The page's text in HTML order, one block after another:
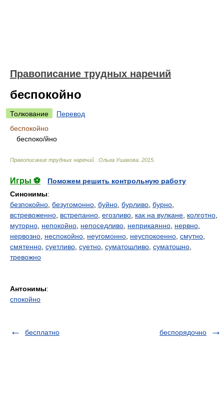
Правописание трудных наречий
беспокойно
Толкование
Перевод
беспокойно
беспоко/йно
Правописание трудных наречий Ольга Ушакова 2015
Игры ⚽
Поможем решить контрольную работу
Синонимы:
безпокойно безугомонно буйно бурливо бурно
встревоженно встрепанно егозливо как на вулкане колготно
муторно непокойно непоседливо неприкаянно нервно
нервозно неспокойно неугомонно неуспокоенно смутно
смятенно суетливо суетно суматошливо суматошно
тревожно
Антонимы:
спокойно
бесплатно беспорядочно